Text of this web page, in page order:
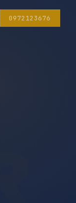
0972123676